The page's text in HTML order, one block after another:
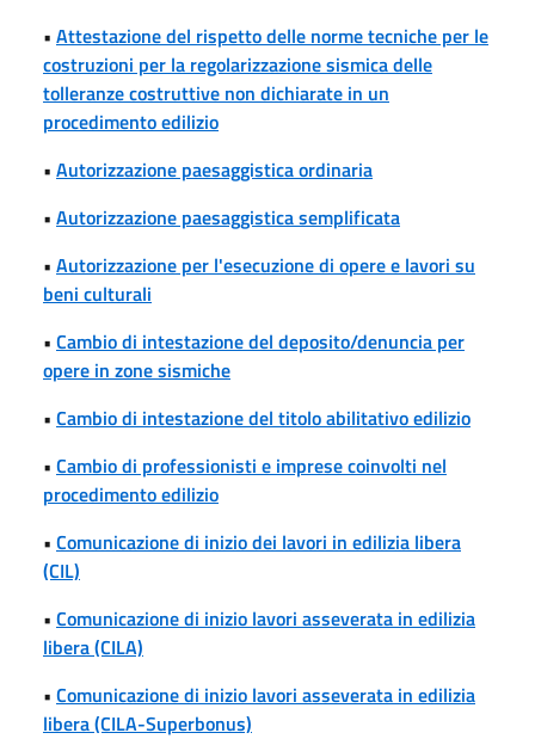
• Attestazione del rispetto delle norme tecniche per le
costruzioni per la regolarizzazione sismica delle
tolleranze costruttive non dichiarate in un
procedimento edilizio
• Autorizzazione paesaggistica ordinaria
• Autorizzazione paesaggistica semplificata
• Autorizzazione per l'esecuzione di opere e lavori su
beni culturali
• Cambio di intestazione del deposito/denuncia per
opere in zone sismiche
• Cambio di intestazione del titolo abilitativo edilizio
• Cambio di professionisti e imprese coinvolti nel
procedimento edilizio
• Comunicazione di inizio dei lavori in edilizia libera
(CIL)
• Comunicazione di inizio lavori asseverata in edilizia
libera (CILA)
• Comunicazione di inizio lavori asseverata in edilizia
libera (CILA-Superbonus)